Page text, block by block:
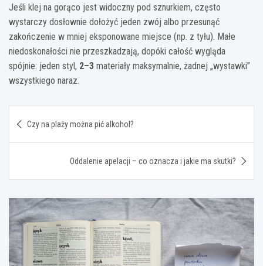
Jeśli klej na gorąco jest widoczny pod sznurkiem, często
wystarczy dosłownie dołożyć jeden zwój albo przesunąć
zakończenie w mniej eksponowane miejsce (np. z tyłu). Małe
niedoskonałości nie przeszkadzają, dopóki całość wygląda
spójnie: jeden styl, 2–3 materiały maksymalnie, żadnej „wystawki”
wszystkiego naraz.
wpisu
Czy na plaży można pić alkohol?
Oddalenie apelacji – co oznacza i jakie ma skutki?